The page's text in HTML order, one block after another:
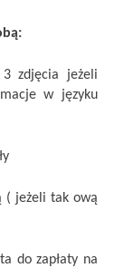
zdjęcia jeżeli
w języku
( jeżeli tak ową
do zapłaty na